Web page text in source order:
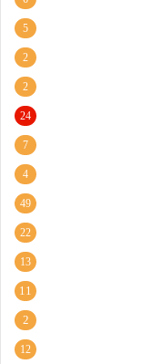
5
2
2
24
7
4
49
22
13
11
2
12